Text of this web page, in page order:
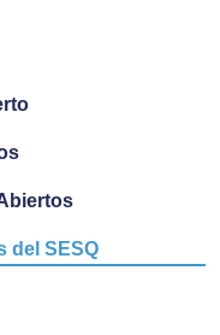
del SESQ